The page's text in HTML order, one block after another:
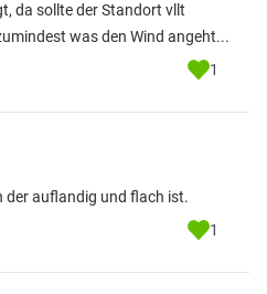
da sollte der Standort vllt
was den Wind angeht...
1
der auflandig und flach ist.
1